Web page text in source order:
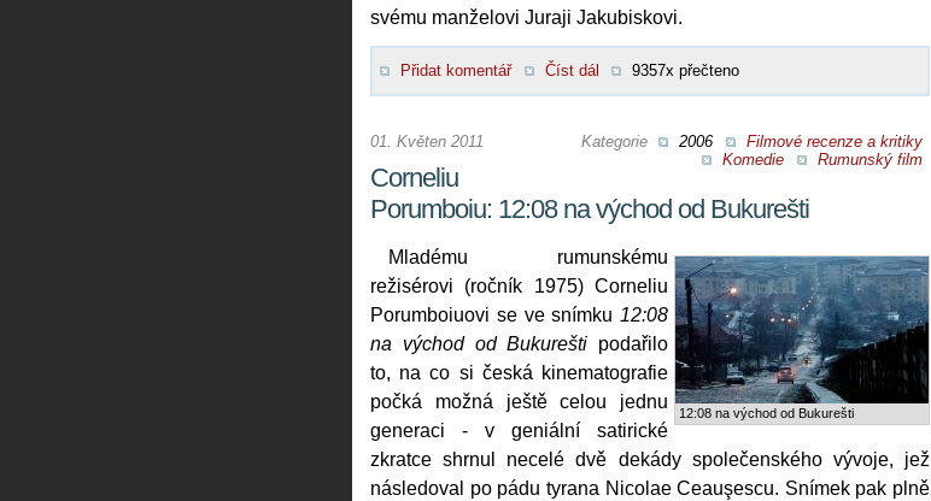
svému manželovi Juraji Jakubiskovi.
Přidat komentář Číst dál 9357x přečteno
Kategorie 2006
Filmové recenze a kritiky
Komedie
Rumunský film
01. Květen 2011
Corneliu
Porumboiu: 12:08 na východ od Bukurešti
12:08 na východ od Bukurešti
Mladému rumunskému
režisérovi (ročník 1975) Corneliu
Porumboiuovi se ve snímku 12:08
na východ od Bukurešti podařilo
to, na co si česká kinematografie
počká možná ještě celou jednu
generaci - v geniální satirické
zkratce shrnul necelé dvě dekády společenského vývoje, jež
následoval po pádu tyrana Nicolae Ceauşescu. Snímek pak plně